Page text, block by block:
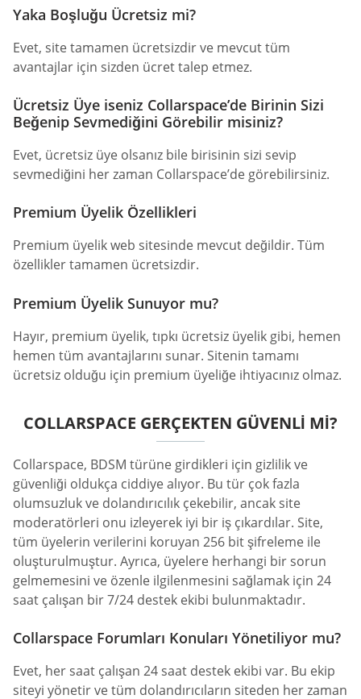
Yaka Boşluğu Ücretsiz mi?
Evet, site tamamen ücretsizdir ve mevcut tüm
avantajlar için sizden ücret talep etmez.
Ücretsiz Üye iseniz Collarspace’de Birinin Sizi
Beğenip Sevmediğini Görebilir misiniz?
Evet, ücretsiz üye olsanız bile birisinin sizi sevip
sevmediğini her zaman Collarspace’de görebilirsiniz.
Premium Üyelik Özellikleri
Premium üyelik web sitesinde mevcut değildir. Tüm
özellikler tamamen ücretsizdir.
Premium Üyelik Sunuyor mu?
Hayır, premium üyelik, tıpkı ücretsiz üyelik gibi, hemen
hemen tüm avantajlarını sunar. Sitenin tamamı
ücretsiz olduğu için premium üyeliğe ihtiyacınız olmaz.
COLLARSPACE GERÇEKTEN GÜVENLI MI?
Collarspace, BDSM türüne girdikleri için gizlilik ve
güvenliği oldukça ciddiye alıyor. Bu tür çok fazla
olumsuzluk ve dolandırıcılık çekebilir, ancak site
moderatörleri onu izleyerek iyi bir iş çıkardılar. Site,
tüm üyelerin verilerini koruyan 256 bit şifreleme ile
oluşturulmuştur. Ayrıca, üyelere herhangi bir sorun
gelmemesini ve özenle ilgilenmesini sağlamak için 24
saat çalışan bir 7/24 destek ekibi bulunmaktadır.
Collarspace Forumları Konuları Yönetiliyor mu?
Evet, her saat çalışan 24 saat destek ekibi var. Bu ekip
siteyi yönetir ve tüm dolandırıcıların siteden her zaman